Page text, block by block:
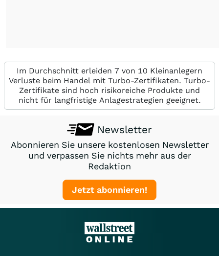
Im Durchschnitt erleiden 7 von 10 Kleinanlegern
Verluste beim Handel mit Turbo-Zertifikaten. Turbo-
Zertifikate sind hoch risikoreiche Produkte und
nicht für langfristige Anlagestrategien geeignet.
Newsletter
Abonnieren Sie unsere kostenlosen Newsletter
und verpassen Sie nichts mehr aus der
Redaktion
Jetzt abonnieren!